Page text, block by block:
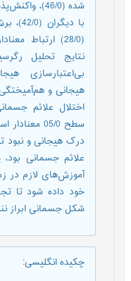
نتایج تحلیل
بی‌اعتبارسازی
اختلال علائم
سطح 05/0
درک هیجانی و نبود
علائم جسمانی بود،
آموزش‌های لازم در
خود داده شود تا
شکل جسمانی ابراز
چکیده انگلیسی: